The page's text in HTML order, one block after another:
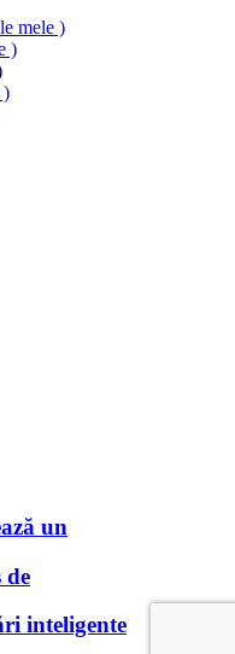
mele )
)
)
un
de
inteligente